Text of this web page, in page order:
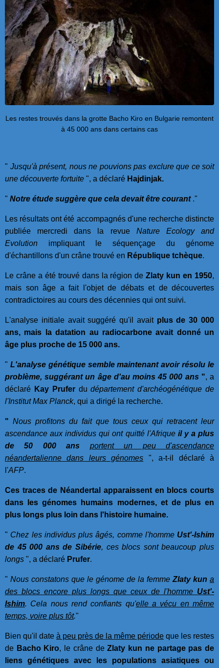
Les restes trouvés dans la grotte Bacho Kiro en Bulgarie remontent
à 45 000 ans dans certains cas
" Jusqu'à présent, nous ne pouvions pas exclure que ce soit
une découverte fortuite ", a déclaré Hajdinjak.
" Notre étude suggère que cela devait être courant."
Les résultats ont été accompagnés d'une recherche distincte
publiée mercredi dans la revue Nature Ecology and
Evolution impliquant le séquençage du génome
d'échantillons d'un crâne trouvé en République tchèque.
Le crâne a été trouvé dans la région deZlaty kun en 1950,
mais son âge a fait l'objet de débats et de découvertes
contradictoires au cours des décennies qui ont suivi.
L'analyse initiale avait suggéré qu'il avait plus de 30 000
ans, mais la datation au radiocarbone avait donné un
âge plus proche de 15 000 ans.
" L'analyse génétique semble maintenant avoir résolu le
problème, suggérant un âge d'au moins 45 000 ans ", a
déclaré Kay Prufer du département d'archéogénétique de
l'Institut Max Planck, qui a dirigé la recherche.
" Nous profitons du fait que tous ceux qui retracent leur
ascendance aux individus qui ont quitté l'Afrique il y a plus
de 50 000 ans
portent un peu d'ascendance
néandertalienne dans leurs génomes
", a-t-il déclaré à
l'AFP.
Ces traces de Néandertal apparaissent en blocs courts
dans les génomes humains modernes, et de plus en
plus longs plus loin dans l'histoire humaine.
" Chez les individus plus âgés, comme l'homme Ust'-Ishim
de 45 000 ans de Sibérie, ces blocs sont beaucoup plus
longs ", a déclaré Prufer.
" Nous constatons que le génome de la femme Zlaty kun a
des blocs encore plus longs que ceux de l'homme Ust'-
Ishim. Cela nous rend confiants qu'elle a vécu en même
temps, voire plus tôt."
Bien qu'il date à peu près de la même période que les restes
de Bacho Kiro, le crâne deZlaty kun ne partage pas de
liens génétiques avec les populations asiatiques ou